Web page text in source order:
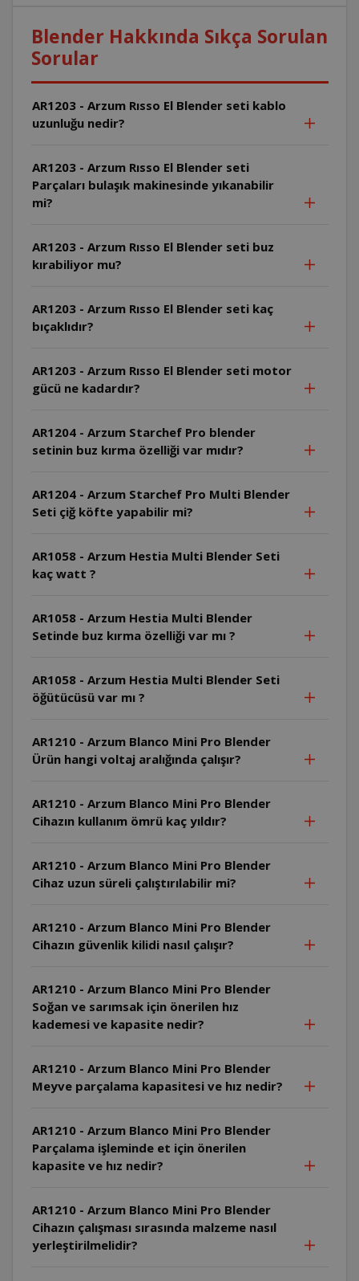
Blender Hakkında Sıkça Sorulan
Sorular
AR1203 - Arzum Rısso El Blender seti kablo
uzunluğu nedir?
AR1203 - Arzum Rısso El Blender seti
Parçaları bulaşık makinesinde yıkanabilir
mi?
AR1203 - Arzum Rısso El Blender seti buz
kırabiliyor mu?
AR1203 - Arzum Rısso El Blender seti kaç
bıçaklıdır?
AR1203 - Arzum Rısso El Blender seti motor
gücü ne kadardır?
AR1204 - Arzum Starchef Pro blender
setinin buz kırma özelliği var mıdır?
AR1204 - Arzum Starchef Pro Multi Blender
Seti çiğ köfte yapabilir mi?
AR1058 - Arzum Hestia Multi Blender Seti
kaç watt ?
AR1058 - Arzum Hestia Multi Blender
Setinde buz kırma özelliği var mı ?
AR1058 - Arzum Hestia Multi Blender Seti
öğütücüsü var mı ?
AR1210 - Arzum Blanco Mini Pro Blender
Ürün hangi voltaj aralığında çalışır?
AR1210 - Arzum Blanco Mini Pro Blender
Cihazın kullanım ömrü kaç yıldır?
AR1210 - Arzum Blanco Mini Pro Blender
Cihaz uzun süreli çalıştırılabilir mi?
AR1210 - Arzum Blanco Mini Pro Blender
Cihazın güvenlik kilidi nasıl çalışır?
AR1210 - Arzum Blanco Mini Pro Blender
Soğan ve sarımsak için önerilen hız
kademesi ve kapasite nedir?
AR1210 - Arzum Blanco Mini Pro Blender
Meyve parçalama kapasitesi ve hız nedir?
AR1210 - Arzum Blanco Mini Pro Blender
Parçalama işleminde et için önerilen
kapasite ve hız nedir?
AR1210 - Arzum Blanco Mini Pro Blender
Cihazın çalışması sırasında malzeme nasıl
yerleştirilmelidir?